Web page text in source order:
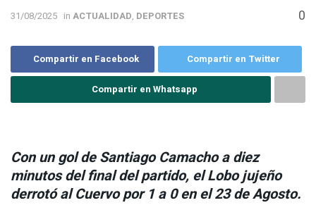
31/08/2025 in ACTUALIDAD, DEPORTES 0
Compartir en Facebook Compartir en Twitter
Compartir en Whatsapp
Con un gol de Santiago Camacho a diez
minutos del final del partido, el Lobo jujeño
derrotó al Cuervo por 1 a 0 en el 23 de Agosto.